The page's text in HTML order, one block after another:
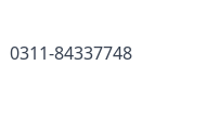
0311-84337748